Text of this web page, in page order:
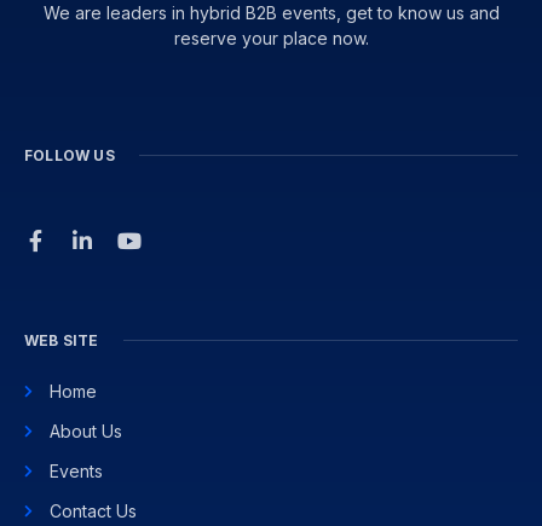
We are leaders in hybrid B2B events, get to know us and
reserve your place now.
FOLLOW US
WEB SITE
Home
About Us
Events
Contact Us